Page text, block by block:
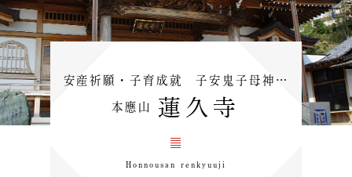
安産祈願・子育成就 子安鬼子母神…
本應山 蓮久寺
Honnousan renkyuuji